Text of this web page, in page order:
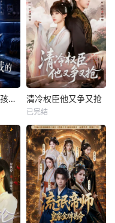
当上月嫂后发现孩子是我的 清冷权臣他又争又抢
已完结